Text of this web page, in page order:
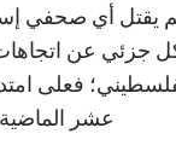
يقتل أي صحفي
جزئي عن
فعلى
عشر